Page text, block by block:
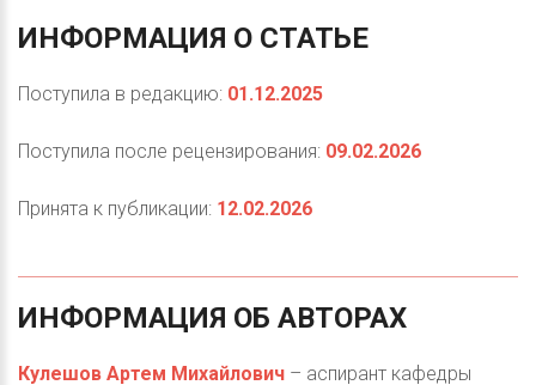
ИНФОРМАЦИЯ О СТАТЬЕ
Поступила в редакцию: 01.12.2025
Поступила после рецензирования: 09.02.2026
Принята к публикации: 12.02.2026
ИНФОРМАЦИЯ ОБ АВТОРАХ
Кулешов Артем Михайлович – аспирант кафедры